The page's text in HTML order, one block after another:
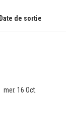
Date de sortie
mer. 16 Oct.